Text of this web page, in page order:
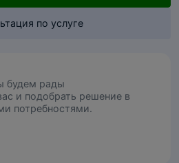
по услуге
будем рады
и подобрать решение в
потребностями.